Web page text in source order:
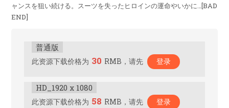
ャンスを狙い続ける。スーツを失ったヒロインの運命やいかに…[BAD
END]
普通版
此资源下载价格为 30 RMB，请先 登录
HD_1920 x 1080
此资源下载价格为 58 RMB，请先 登录